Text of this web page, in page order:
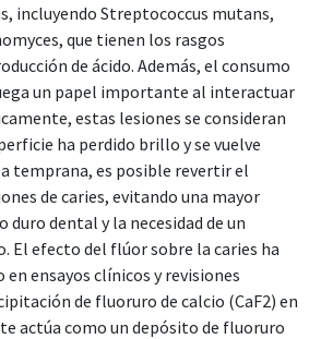
incluyendo Streptococcus mutans,
que tienen los rasgos
de ácido. Además, el consumo
un papel importante al interactuar
estas lesiones se consideran
ha perdido brillo y se vuelve
temprana, es posible revertir el
de caries, evitando una mayor
dental y la necesidad de un
El efecto del flúor sobre la caries ha
ensayos clínicos y revisiones
de fluoruro de calcio (CaF2) en
actúa como un depósito de fluoruro